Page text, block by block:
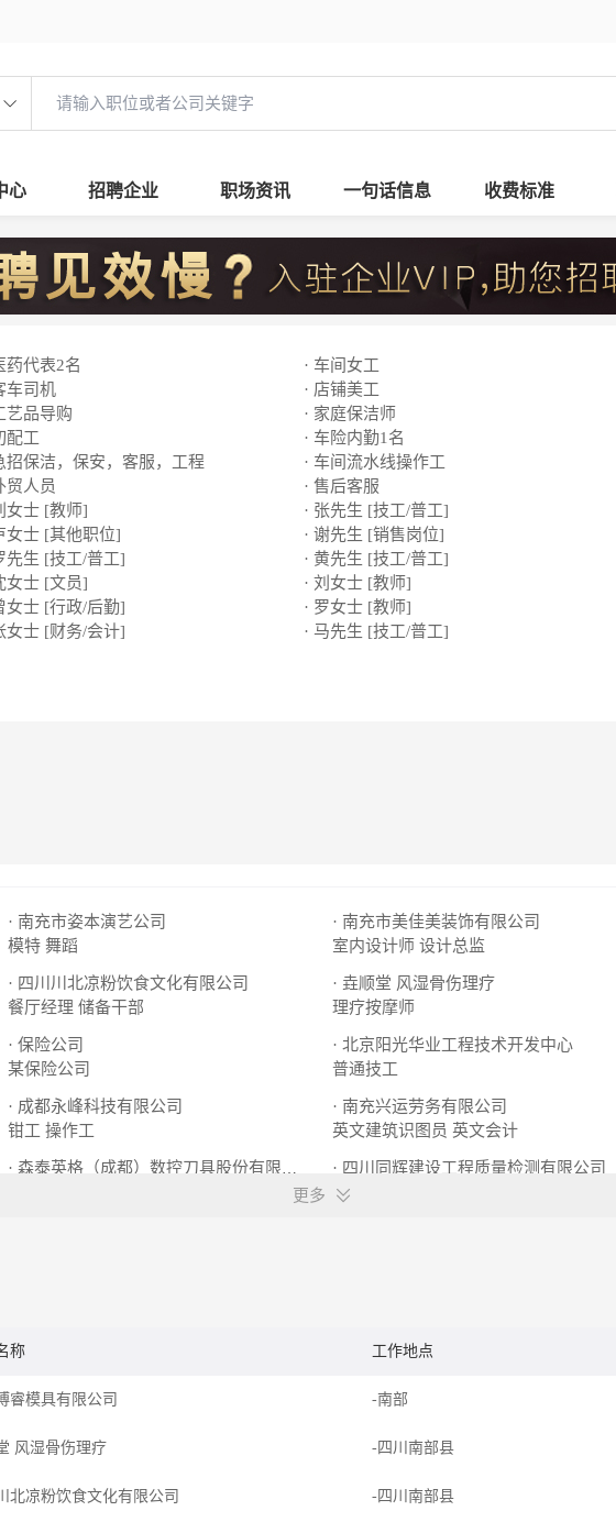
心 招聘企业 职场资讯 一句话信息 收费标准
药代表2名
· 车间女工
车司机
· 店铺美工
艺品导购
· 家庭保洁师
配工
· 车险内勤1名
招保洁，保安，客服，工程
· 车间流水线操作工
贸人员
· 售后客服
女士 [教师]
· 张先生 [技工/普工]
女士 [其他职位]
· 谢先生 [销售岗位]
先生 [技工/普工]
· 黄先生 [技工/普工]
女士 [文员]
· 刘女士 [教师]
女士 [行政/后勤]
· 罗女士 [教师]
女士 [财务/会计]
· 马先生 [技工/普工]
· 南充市姿本演艺公司
模特 舞蹈
· 南充市美佳美装饰有限公司
室内设计师 设计总监
· 四川川北凉粉饮食文化有限公司
餐厅经理 储备干部
· 垚顺堂 风湿骨伤理疗
理疗按摩师
· 保险公司
某保险公司
· 北京阳光华业工程技术开发中心
普通技工
· 成都永峰科技有限公司
钳工 操作工
· 南充兴运劳务有限公司
英文建筑识图员 英文会计
· 森泰英格（成都）数控刀具股份有限公司
· 四川同辉建设工程质量检测有限公司
质量检验员/测试员
更多
称 工作地点
睿模具有限公司 -南部
风湿骨伤理疗 -四川南部县
北凉粉饮食文化有限公司 -四川南部县